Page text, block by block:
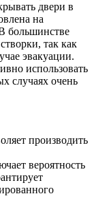
двери в
на
большинстве
так как
эвакуации.
использовать
случаях очень
производить
вероятность